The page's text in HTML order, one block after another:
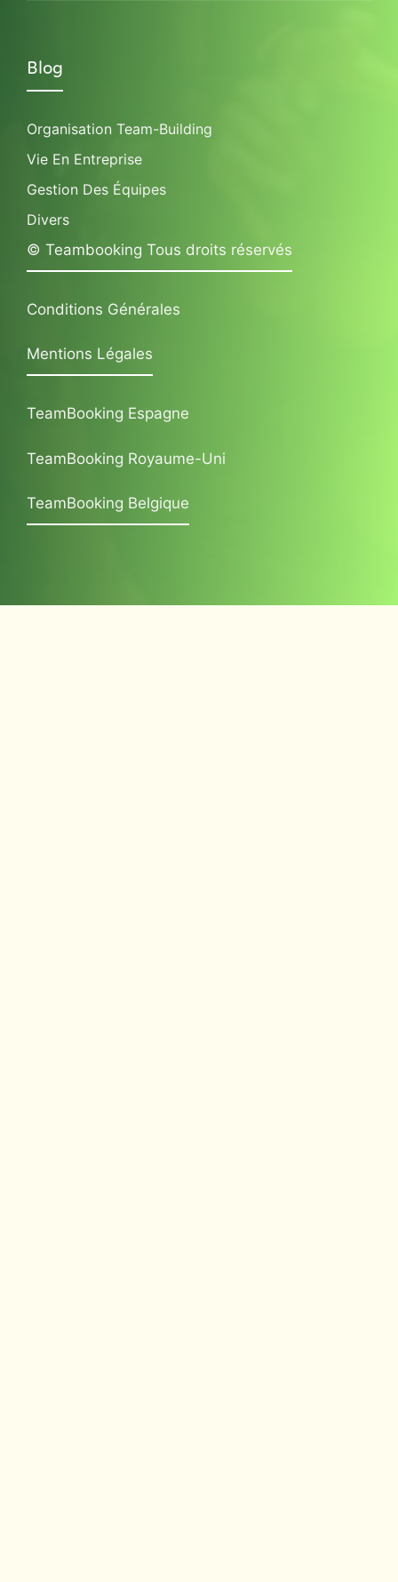
Blog
Organisation Team-Building
Vie En Entreprise
Gestion Des Équipes
Divers
© Teambooking Tous droits réservés
Conditions Générales
Mentions Légales
TeamBooking Espagne
TeamBooking Royaume-Uni
TeamBooking Belgique